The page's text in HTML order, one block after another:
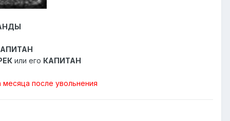
или его КАПИТАН
после увольнения